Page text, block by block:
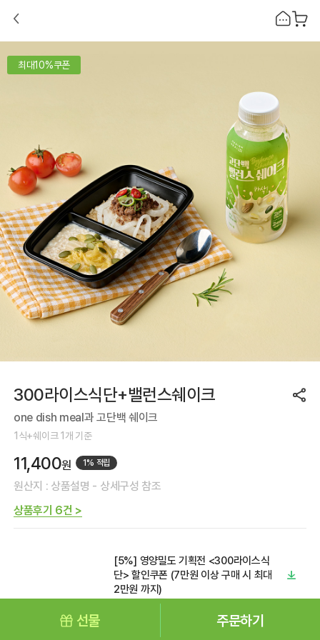
최대10%쿠폰
300라이스식단+밸런스쉐이크
one dish meal과 고단백 쉐이크
1식+쉐이크 1개 기준
11,400원 1% 적립
원산지 : 상품설명 - 상세구성 참조
상품후기 6건 >
[5%] 영양밀도 기획전 <300라이스식
단> 할인쿠폰 (7만원 이상 구매 시 최대
2만원 까지)
[10%] 영양밀도 기획전 <300라이스식
선물 주문하기